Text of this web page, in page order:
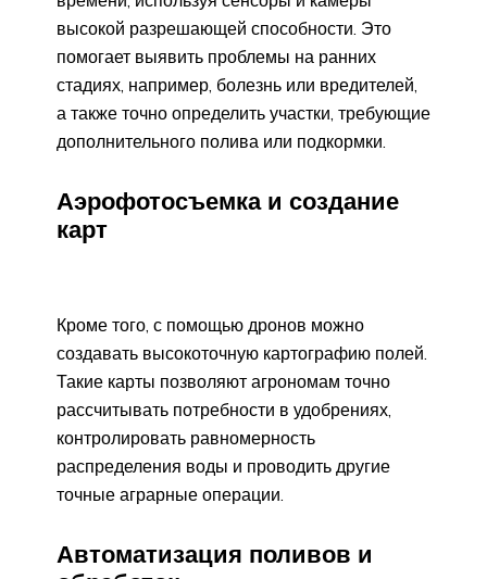
высокой разрешающей способности. Это
помогает выявить проблемы на ранних
стадиях, например, болезнь или вредителей,
а также точно определить участки, требующие
дополнительного полива или подкормки.
Аэрофотосъемка и создание
карт
Кроме того, с помощью дронов можно
создавать высокоточную картографию полей.
Такие карты позволяют агрономам точно
рассчитывать потребности в удобрениях,
контролировать равномерность
распределения воды и проводить другие
точные аграрные операции.
Автоматизация поливов и